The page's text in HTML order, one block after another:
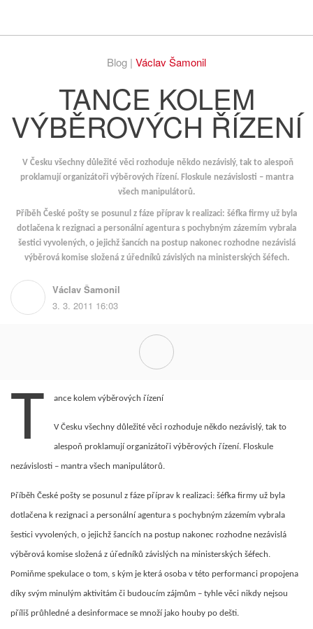
Blog | Václav Šamonil
TANCE KOLEM
VÝBĚROVÝCH ŘÍZENÍ
V Česku všechny důležité věci rozhoduje někdo nezávislý, tak to alespoň
proklamují organizátoři výběrových řízení. Floskule nezávislosti – mantra
všech manipulátorů.
Příběh České pošty se posunul z fáze příprav k realizaci: šéfka firmy už byla
dotlačena k rezignaci a personální agentura s pochybným zázemím vybrala
šestici vyvolených, o jejichž šancích na postup nakonec rozhodne nezávislá
výběrová komise složená z úředníků závislých na ministerských šéfech.
Václav Šamonil
3. 3. 2011 16:03
T ance kolem výběrových řízení
V Česku všechny důležité věci rozhoduje někdo nezávislý, tak to
alespoň proklamují organizátoři výběrových řízení. Floskule
nezávislosti – mantra všech manipulátorů.
Příběh České pošty se posunul z fáze příprav k realizaci: šéfka firmy už byla
dotlačena k rezignaci a personální agentura s pochybným zázemím vybrala
šestici vyvolených, o jejichž šancích na postup nakonec rozhodne nezávislá
výběrová komise složená z úředníků závislých na ministerských šéfech.
Pomiňme spekulace o tom, s kým je která osoba v této performanci propojena
díky svým minulým aktivitám či budoucím zájmům – tyhle věci nikdy nejsou
příliš průhledné a desinformace se množí jako houby po dešti.